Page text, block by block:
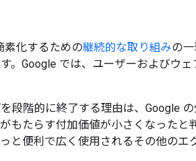
素化するための継続的な取り組みの
。Google では、ユーザーおよびウ
段階的に終了する理由は、Google
もたらす付加価値が小さくなった
と便利で広く使用されるその他のエ